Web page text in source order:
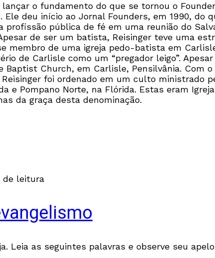
o fundamento do que se tornou o
deu início ao Jornal Founders, em 1990, do
pública de fé em uma reunião do
de ser um batista, Reisinger teve uma
membro de uma igreja pedo-batista em
de Carlisle como um “pregador leigo”.
Church, em Carlisle, Pensilvânia. Com
foi ordenado em um culto ministrado
e Pompano Norte, na Flórida. Estas eram
da graça desta denominação.
de leitura
as seguintes palavras e observe seu